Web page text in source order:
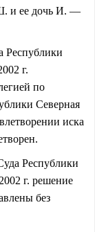
и ее дочь И. —
Республики
г.
по
Северная
иска
Республики
г. решение
без